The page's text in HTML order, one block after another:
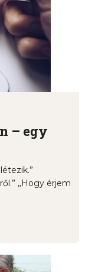
– egy
„Hogy érjem